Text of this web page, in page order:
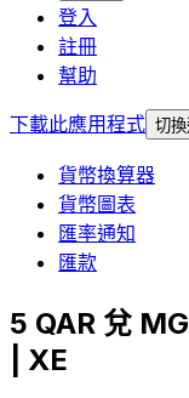
登入
註冊
幫助
下載此應用程式 切
貨幣換算器
貨幣圖表
匯率通知
匯款
5 QAR 兌
| XE